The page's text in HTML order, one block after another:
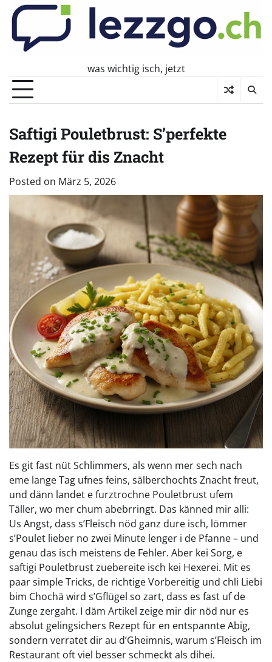
Skip
content
was wichtig isch, jetzt
Saftigi Pouletbrust: S’perfekte
Rezept für dis Znacht
Posted on März 5, 2026
Es git fast nüt Schlimmers, als wenn mer sech nach
eme lange Tag ufnes feins, sälberchochts Znacht freut,
und dänn landet e furztrochne Pouletbrust ufem
Täller, wo mer chum abebrringt. Das känned mir alli:
Us Angst, dass s’Fleisch nöd ganz dure isch, lömmer
s’Poulet lieber no zwei Minute lenger i de Pfanne – und
genau das isch meistens de Fehler. Aber kei Sorg, e
saftigi Pouletbrust zuebereite isch kei Hexerei. Mit es
paar simple Tricks, de richtige Vorbereitig und chli Liebi
bim Chochä wird s’Gflügel so zart, dass es fast uf de
Zunge zergaht. I däm Artikel zeige mir dir nöd nur es
absolut gelingsichers Rezept für en entspannte Abig,
sondern verratet dir au d’Gheimnis, warum s’Fleisch im
Restaurant oft viel besser schmeckt als dihei.